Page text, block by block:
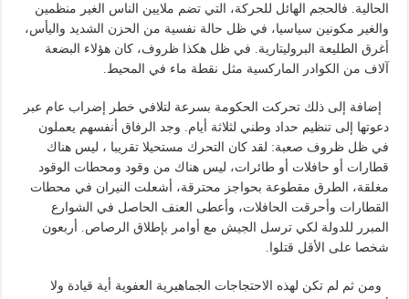
الحالية. فالحجم الهائل للحركة، التي تضم ملايين الناس الغير منظمين
والغير مكونين سياسيا، في ظل حالة نفسية من الحزن الشديد واليأس،
أغرق الطليعة البروليتارية. في ظل هكذا ظروف، كان هؤلاء البضعة
آلاف من الكوادر الماركسية مثل نقطة ماء في المحيط.
إضافة إلى ذلك تحركت الحكومة بسرعة لتلافي خطر إضراب عام عبر
دعوتها إلى تنظيم حداد وطني لثلاثة أيام. وجد الرفاق أنفسهم يعملون
في ظل ظروف صعبة: لقد كان التحرك مستحيلا تقريبا ، ليس هناك
قطارات أو حافلات أو طائرات، ليس هناك من وقود ومحطات الوقود
مغلقة، الطرق مقطوعة بحواجز محترقة، أشعلت النيران في محطات
القطارات وأحرقت الحافلات، وأعطى العنف الحاصل في الشوارع
المبرر للدولة لكي ترسل الجيش مع أوامر بإطلاق الرصاص. أربعون
شخصا على الأقل قتلوا.
ومن ثم لم تكن لهذه الاحتجاجات الجماهيرية العفوية أية قيادة ولا